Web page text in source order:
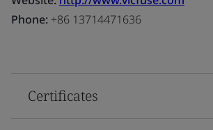
Phone: +86 13714471636
Certificates